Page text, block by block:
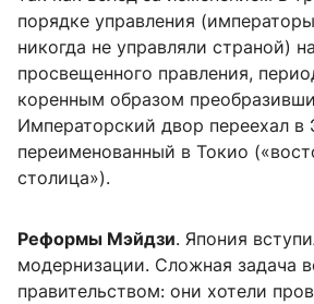
порядке управления
никогда не управляли страной)
просвещенного правления,
коренным образом
Императорский двор переехал в
переименованный в Токио
Реформы Мэйдзи. Япония
модернизации. Сложная задача
правительством: они хотели